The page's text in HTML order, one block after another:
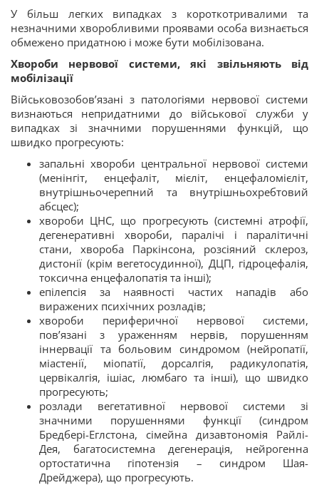
У більш легких випадках з короткотривалими та
незначними хворобливими проявами особа визнається
обмежено придатною і може бути мобілізована.
Хвороби нервової системи, які звільняють від
мобілізації
Військовозобов’язані з патологіями нервової системи
визнаються непридатними до військової служби у
випадках зі значними порушеннями функцій, що
швидко прогресують:
запальні хвороби центральної нервової системи
(менінгіт, енцефаліт, мієліт, енцефаломієліт,
внутрішньочерепний та внутрішньохребтовий
абсцес);
хвороби ЦНС, що прогресують (системні атрофії,
дегенеративні хвороби, паралічі і паралітичні
стани, хвороба Паркінсона, розсіяний склероз,
дистонії (крім вегетосудинної), ДЦП, гідроцефалія,
токсична енцефалопатія та інші);
епілепсія за наявності частих нападів або
виражених психічних розладів;
хвороби периферичної нервової системи,
пов’язані з ураженням нервів, порушенням
іннервації та больовим синдромом (нейропатії,
міастенії, міопатії, дорсалгія, радикулопатія,
цервікалгія, ішіас, люмбаго та інші), що швидко
прогресують;
розлади вегетативної нервової системи зі
значними порушеннями функції (синдром
Бредбері-Еглстона, сімейна дизавтономія Райлі-
Дея, багатосистемна дегенерація, нейрогенна
ортостатична гіпотензія – синдром Шая-
Дрейджера), що прогресують.